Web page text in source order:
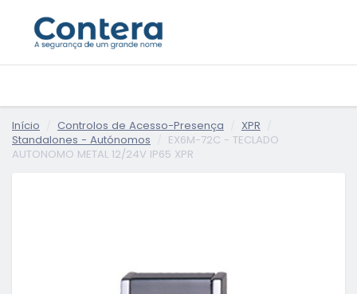
Início Controlos de Acesso-Presença
XPR
Standalones - Autónomos
EX6M-72C - TECLADO
AUTONOMO METAL 12/24V IP65 XPR